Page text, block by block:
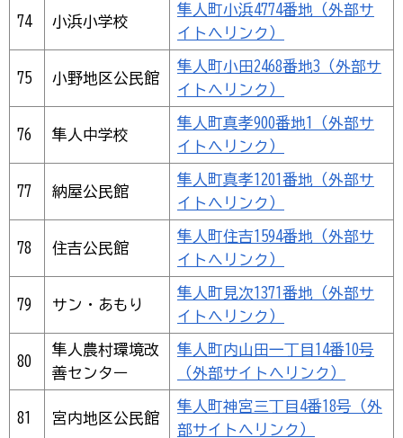
74 小浜小学校
隼人町小浜4774番地（外部サ
イトへリンク）
75 小野地区公民館
隼人町小田2468番地3（外部サ
イトへリンク）
76 隼人中学校
隼人町真孝900番地1（外部サ
イトへリンク）
77 納屋公民館
隼人町真孝1201番地（外部サ
イトへリンク）
78 住吉公民館
隼人町住吉1594番地（外部サ
イトへリンク）
79 サン・あもり
隼人町見次1371番地（外部サ
イトへリンク）
80
隼人農村環境改
善センター
隼人町内山田一丁目14番10号
（外部サイトへリンク）
81 宮内地区公民館
隼人町神宮三丁目4番18号（外
部サイトへリンク）